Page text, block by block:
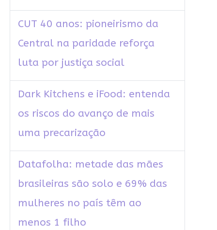
CUT 40 anos: pioneirismo da
Central na paridade reforça
luta por justiça social
Dark Kitchens e iFood: entenda
os riscos do avanço de mais
uma precarização
Datafolha: metade das mães
brasileiras são solo e 69% das
mulheres no país têm ao
menos 1 filho